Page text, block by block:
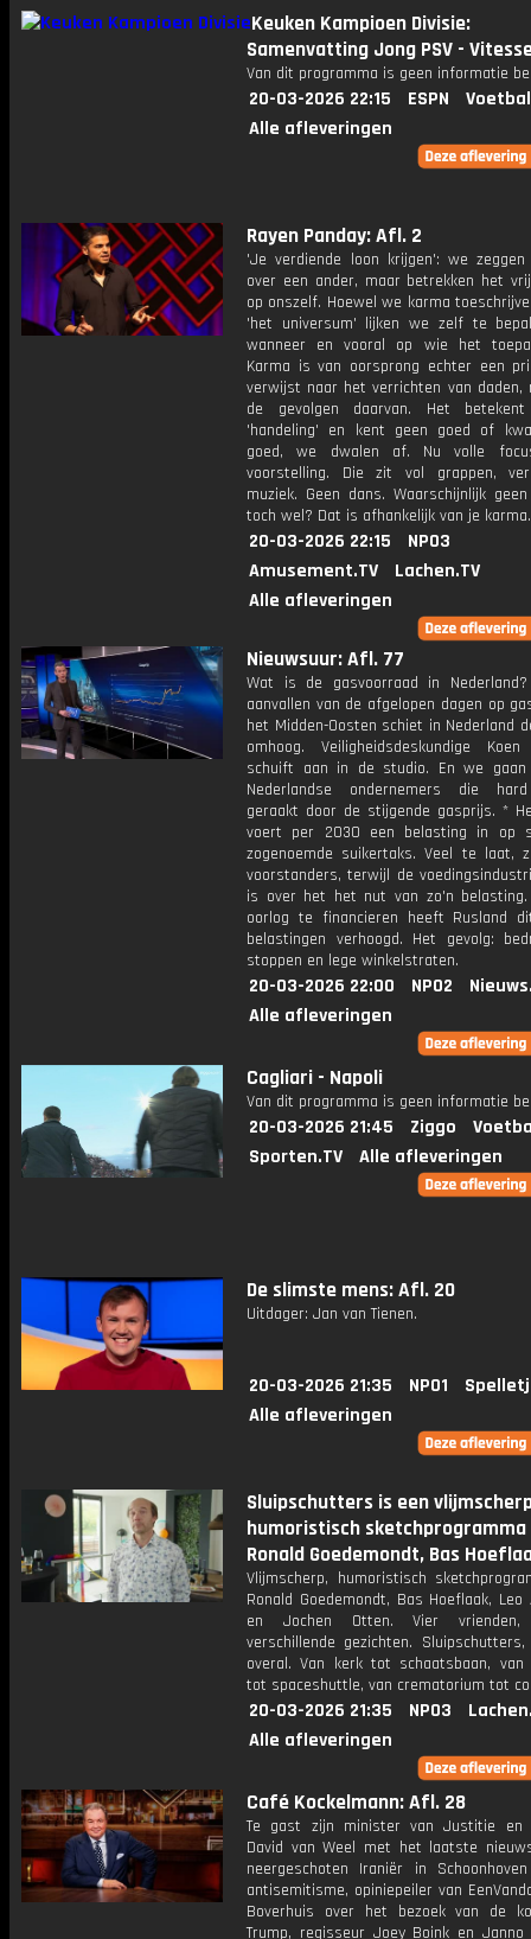
Keuken Kampioen Divisie:
Samenvatting Jong PSV -
Van dit programma is geen informatie
20-03-2026 22:15 ESPN
Alle afleveringen
Rayen Panday: Afl. 2
'Je verdiende loon krijgen': we
over een ander, maar betrekken het
op onszelf. Hoewel we karma
'het universum' lijken we zelf te
wanneer en vooral op wie het
Karma is van oorsprong echter een
verwijst naar het verrichten van daden,
de gevolgen daarvan. Het
'handeling' en kent geen goed of
goed, we dwalen af. Nu volle
voorstelling. Die zit vol grappen,
muziek. Geen dans. Waarschijnlijk
toch wel? Dat is afhankelijk van je karma.
20-03-2026 22:15
NPO3
Amusement.TV
Lachen.TV
Alle afleveringen
Nieuwsuur: Afl. 77
Wat is de gasvoorraad in
aanvallen van de afgelopen dagen op
het Midden-Oosten schiet in Nederland
omhoog. Veiligheidsdeskundige
schuift aan in de studio. En we
Nederlandse ondernemers die
geraakt door de stijgende gasprijs. *
voert per 2030 een belasting in op
zogenoemde suikertaks. Veel te laat,
voorstanders, terwijl de
is over het het nut van zo'n
oorlog te financieren heeft Rusland
belastingen verhoogd. Het gevolg:
stoppen en lege winkelstraten.
20-03-2026 22:00 NPO2
Alle afleveringen
Cagliari - Napoli
Van dit programma is geen informatie
20-03-2026 21:45 Ziggo
Sporten.TV
Alle afleveringen
De slimste mens: Afl. 20
Uitdager: Jan van Tienen.
20-03-2026 21:35 NPO1
Alle afleveringen
Sluipschutters is een
humoristisch
Ronald Goedemondt, Bas
Vlijmscherp, humoristisch
Ronald Goedemondt, Bas Hoeflaak, Leo
en Jochen Otten. Vier vrienden,
verschillende gezichten.
overal. Van kerk tot schaatsbaan, van
tot spaceshuttle, van crematorium tot
20-03-2026 21:35 NPO3
Alle afleveringen
Café Kockelmann: Afl. 28
Te gast zijn minister van Justitie en
David van Weel met het laatste
neergeschoten Iraniër in
antisemitisme, opiniepeiler van
Boverhuis over het bezoek van de
Trump, regisseur Joey Boink en Janno